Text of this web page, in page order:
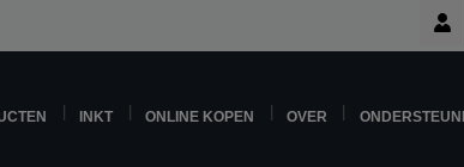
INKT ONLINE KOPEN OVER